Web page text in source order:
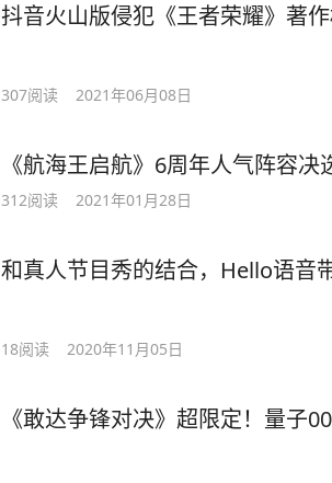
抖音火山版侵犯《王者荣耀》著
307阅读 2021年06月08日
《航海王启航》6周年人气阵容
312阅读 2021年01月28日
和真人节目秀的结合，Hello语音
18阅读 2020年11月05日
《敢达争锋对决》超限定！量子